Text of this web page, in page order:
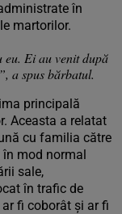
în
martorilor.
Ei au venit după
a spus bărbatul.
principală
Aceasta a relatat
cu familia către
în mod normal
sale,
în trafic de
fi coborât și ar fi